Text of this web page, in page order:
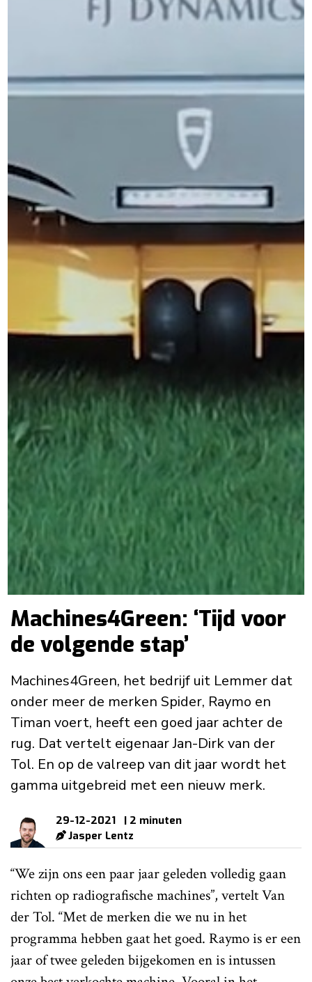
Machines4Green: ‘Tijd voor
de volgende stap’
Machines4Green, het bedrijf uit Lemmer dat
onder meer de merken Spider, Raymo en
Timan voert, heeft een goed jaar achter de
rug. Dat vertelt eigenaar Jan-Dirk van der
Tol. En op de valreep van dit jaar wordt het
gamma uitgebreid met een nieuw merk.
29-12-2021
| 2 minuten
Jasper Lentz
“We zijn ons een paar jaar geleden volledig gaan
richten op radiografische machines”, vertelt Van
der Tol. “Met de merken die we nu in het
programma hebben gaat het goed. Raymo is er een
jaar of twee geleden bijgekomen en is intussen